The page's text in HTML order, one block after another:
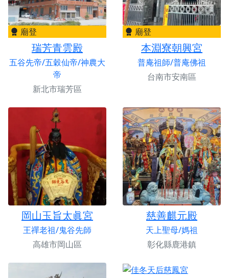
廟登
瑞芳青雲殿
五谷先帝/五穀仙帝/神農大
帝
新北市瑞芳區
廟登
本淵寮朝興宮
普庵祖師/普庵佛祖
台南市安南區
岡山玉旨太眞宮
王禪老祖/鬼谷先師
高雄市岡山區
慈善麒元殿
天上聖母/媽祖
彰化縣鹿港鎮